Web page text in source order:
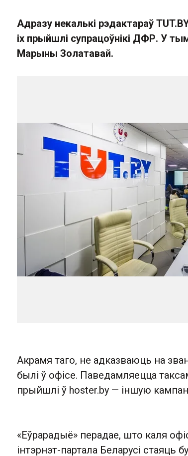
Адразу некалькі рэдактараў
іх прыйшлі супрацоўнікі ДФР. У
Марыны Золатавай.
Акрамя таго, не адказваюць на
былі ў офісе. Паведамляецца
прыйшлі ў hoster.by — іншую
«Еўрарадыё» перадае, што каля
інтэрнэт-партала Беларусі